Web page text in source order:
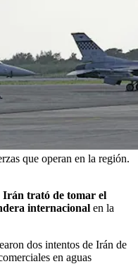
que operan en la región.
Irán trató de tomar el
internacional en la
dos intentos de Irán de
en aguas